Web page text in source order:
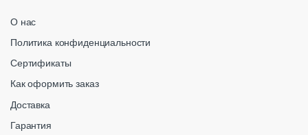
О нас
Политика конфиденциальности
Сертификаты
Как оформить заказ
Доставка
Гарантия